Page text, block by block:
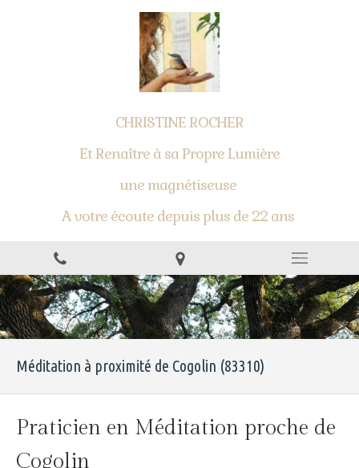
CHRISTINE ROCHER
Et Renaître à sa Propre Lumière
une magnétiseuse
A votre écoute depuis plus de 22 ans
Méditation à proximité de Cogolin (83310)
Praticien en Méditation proche de
Cogolin